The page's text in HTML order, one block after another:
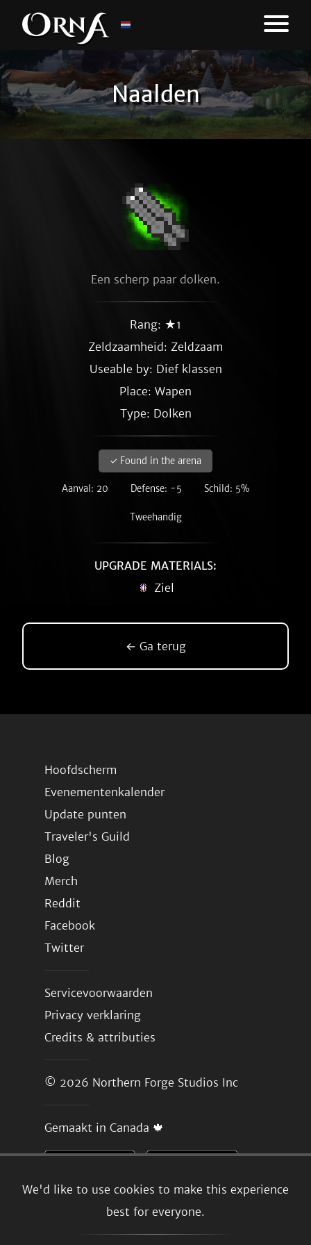
Naalden
We'd like to use cookies to make this experience
best for everyone.
Een scherp paar dolken.
Rang: ★1
Zeldzaamheid: Zeldzaam
Useable by: Dief klassen
Place: Wapen
Type: Dolken
✓ Found in the arena
Aanval: 20 Defense: -5 Schild: 5%
Tweehandig
UPGRADE MATERIALS:
Ziel
← Ga terug
Hoofdscherm
Evenementenkalender
Update punten
Traveler's Guild
Blog
Merch
Reddit
Facebook
Twitter
Servicevoorwaarden
Privacy verklaring
Credits & attributies
© 2026 Northern Forge Studios Inc
Gemaakt in Canada 🍁